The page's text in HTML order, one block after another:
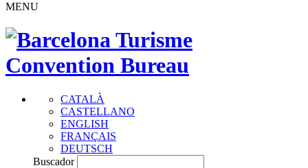
MENU
CATALÀ
CASTELLANO
ENGLISH
FRANÇAIS
DEUTSCH
Buscador